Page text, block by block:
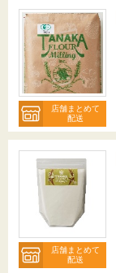
店舗まとめて
配送
店舗まとめて
配送